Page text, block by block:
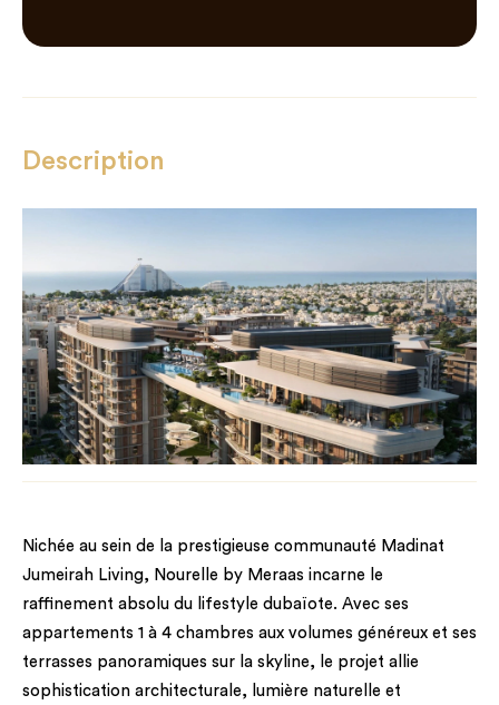
Description
Nichée au sein de la prestigieuse communauté Madinat
Jumeirah Living, Nourelle by Meraas incarne le
raffinement absolu du lifestyle dubaïote. Avec ses
appartements 1 à 4 chambres aux volumes généreux et ses
terrasses panoramiques sur la skyline, le projet allie
sophistication architecturale, lumière naturelle et